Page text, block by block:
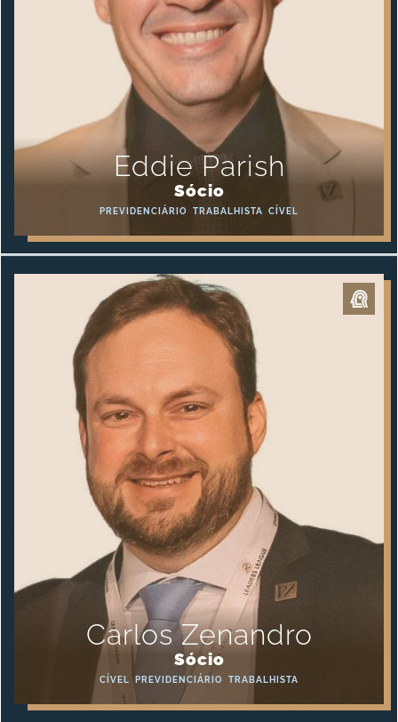
Eddie Parish
Sócio
PREVIDENCIÁRIO TRABALHISTA CÍVEL
Carlos Zenandro
Sócio
CÍVEL PREVIDENCIÁRIO TRABALHISTA